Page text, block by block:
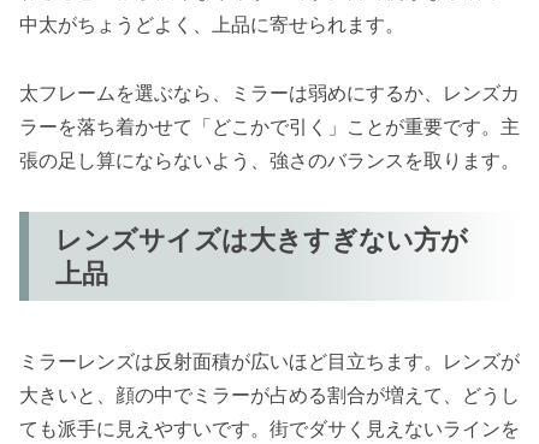
中太がちょうどよく、上品に寄せられます。
太フレームを選ぶなら、ミラーは弱めにするか、レンズカ
ラーを落ち着かせて「どこかで引く」ことが重要です。主
張の足し算にならないよう、強さのバランスを取ります。
レンズサイズは大きすぎない方が
上品
ミラーレンズは反射面積が広いほど目立ちます。レンズが
大きいと、顔の中でミラーが占める割合が増えて、どうし
ても派手に見えやすいです。街でダサく見えないラインを